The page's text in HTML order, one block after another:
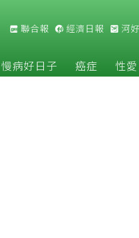
聯合報 經濟日報 河
慢病好日子 癌症 性愛